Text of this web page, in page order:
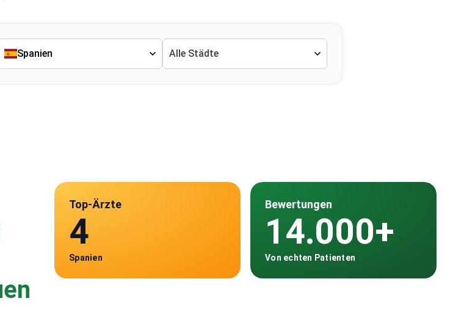
Spanien Alle Städte
Top-Ärzte
4
Spanien
Bewertungen
14.000+
Von echten Patienten